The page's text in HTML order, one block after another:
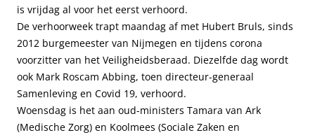
is vrijdag al voor het eerst verhoord.
De verhoorweek trapt maandag af met Hubert Bruls, sinds
2012 burgemeester van Nijmegen en tijdens corona
voorzitter van het Veiligheidsberaad. Diezelfde dag wordt
ook Mark Roscam Abbing, toen directeur-generaal
Samenleving en Covid 19, verhoord.
Woensdag is het aan oud-ministers Tamara van Ark
(Medische Zorg) en Koolmees (Sociale Zaken en